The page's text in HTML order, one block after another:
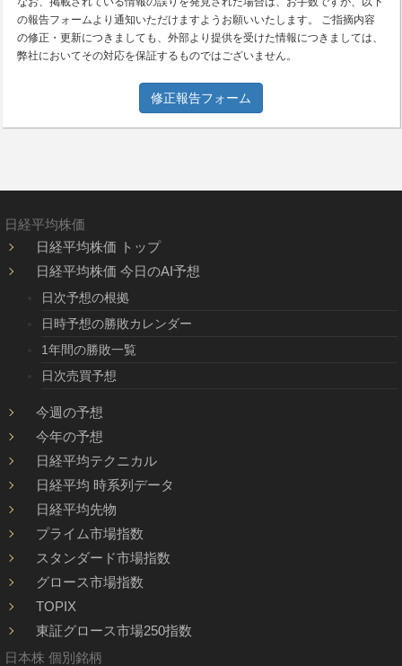
の報告フォームより通知いただけますようお願いいたします。 ご指摘内容
の修正・更新につきましても、外部より提供を受けた情報につきましては、
弊社においてその対応を保証するものではございません。
修正報告フォーム
日経平均株価
日経平均株価 トップ
日経平均株価 今日のAI予想
日次予想の根拠
日時予想の勝敗カレンダー
1年間の勝敗一覧
日次売買予想
今週の予想
今年の予想
日経平均テクニカル
日経平均 時系列データ
日経平均先物
プライム市場指数
スタンダード市場指数
グロース市場指数
TOPIX
東証グロース市場250指数
日本株 個別銘柄